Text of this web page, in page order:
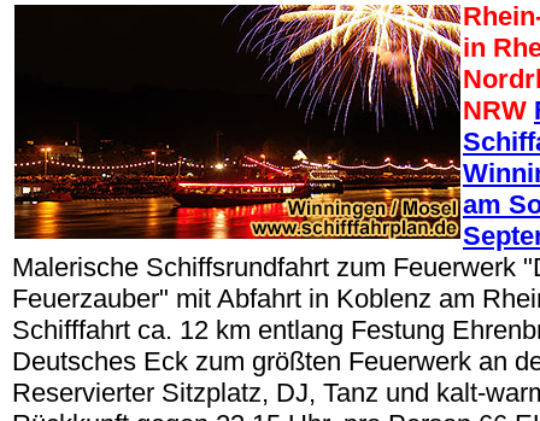
in
NRW
am
Malerische Schiffsrundfahrt zum Feuerwerk
Feuerzauber" mit Abfahrt in Koblenz am
Schifffahrt ca. 12 km entlang Festung
Deutsches Eck zum größten Feuerwerk an
Reservierter Sitzplatz, DJ, Tanz und kalt-